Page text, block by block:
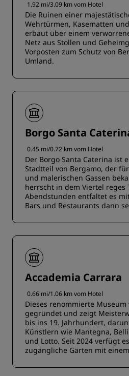
1.92 mi/3.09 km vom Hotel
Die Ruinen einer
Wehrtürmen, Kasematten
erbaut über einem
Netz aus Stollen und
Vorposten zum Schutz von
Umland.
Borgo Santa
0.45 mi/0.72 km vom Hotel
Der Borgo Santa Caterina ist
Stadtteil von Bergamo, der
und malerischen Gassen
herrscht in dem Viertel reges
Abendstunden entfaltet es
Bars und Restaurants dann
Accademia Carrara
0.66 mi/1.06 km vom Hotel
Dieses renommierte Museum
gegründet und zeigt
bis ins 19. Jahrhundert,
Künstlern wie Mantegna,
und Lotto. Seit 2024 verfügt
zugängliche Gärten mit